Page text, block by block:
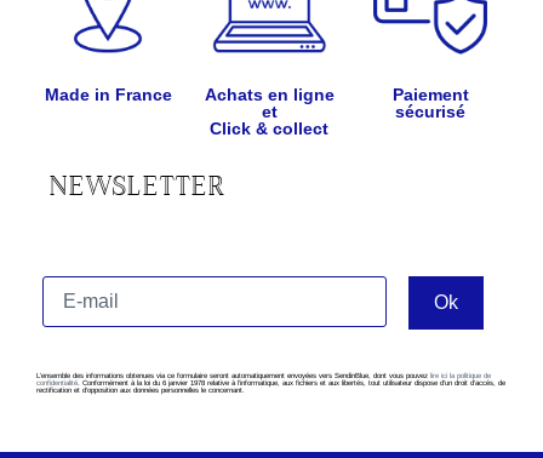
Made in France
Achats en ligne
et
Click & collect
Paiement
sécurisé
NEWSLETTER
L’ensemble des informations obtenues via ce formulaire seront automatiquement envoyées vers SendinBlue, dont vous pouvez lire ici la politique de
confidentialité . Conformément à la loi du 6 janvier 1978 relative à l’informatique, aux fichiers et aux libertés, tout utilisateur dispose d’un droit d’accès, de
rectification et d’opposition aux données personnelles le concernant.